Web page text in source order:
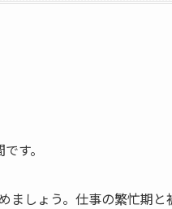
す。
ましょう。仕事の繁忙期